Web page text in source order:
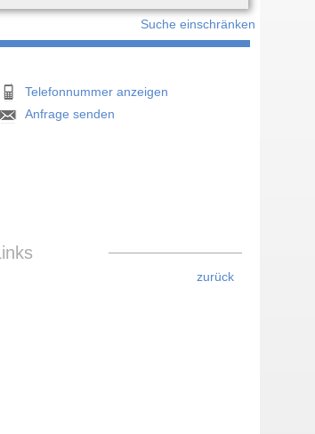
Suche einschränken
Telefonnummer anzeigen
Anfrage senden
zurück